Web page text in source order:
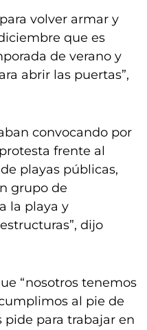
volver armar y
que es
de verano y
abrir las puertas”,
convocando por
frente al
playas públicas,
grupo de
la playa y
dijo
“nosotros tenemos
al pie de
pide para trabajar en